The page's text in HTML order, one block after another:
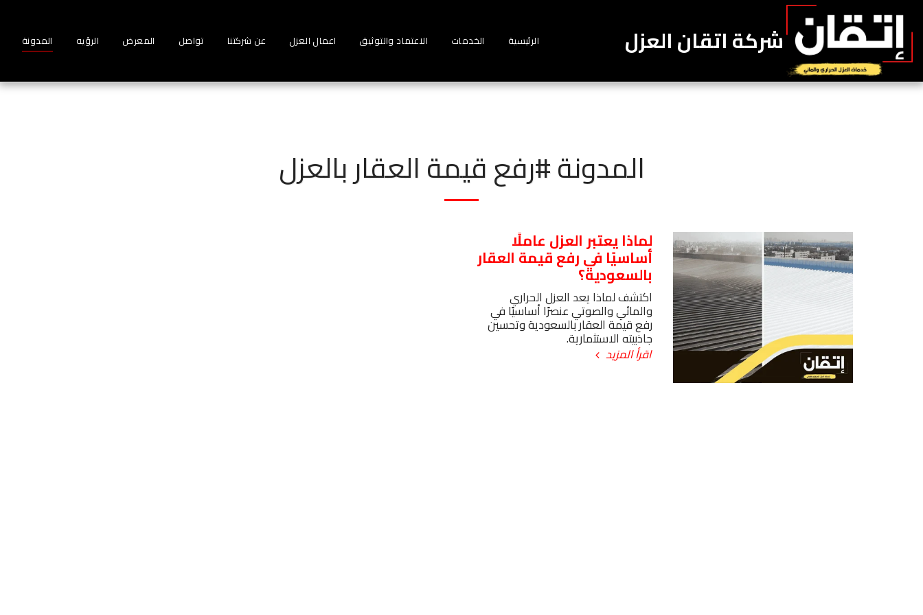
شركة اتقان العزل الرئيسية الخدمات الاعتماد والتوثيق اعمال العزل عن شركتنا تواصل المعرض الرؤيه المدونة
المدونة #رفع قيمة العقار بالعزل
لماذا يعتبر العزل عاملًا
أساسيًا في رفع قيمة العقار
بالسعودية؟
اكتشف لماذا يعد العزل الحراري
والمائي والصوتي عنصرًا أساسيًا في
رفع قيمة العقار بالسعودية وتحسين
جاذبيته الاستثمارية.
اقرأ المزيد